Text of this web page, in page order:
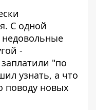
С одной
-
"по
узнать, а что
поводу новых